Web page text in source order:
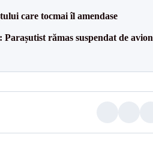
care tocmai îl amendase
rămas suspendat de avion